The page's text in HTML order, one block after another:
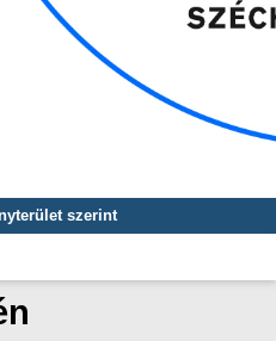
szerint